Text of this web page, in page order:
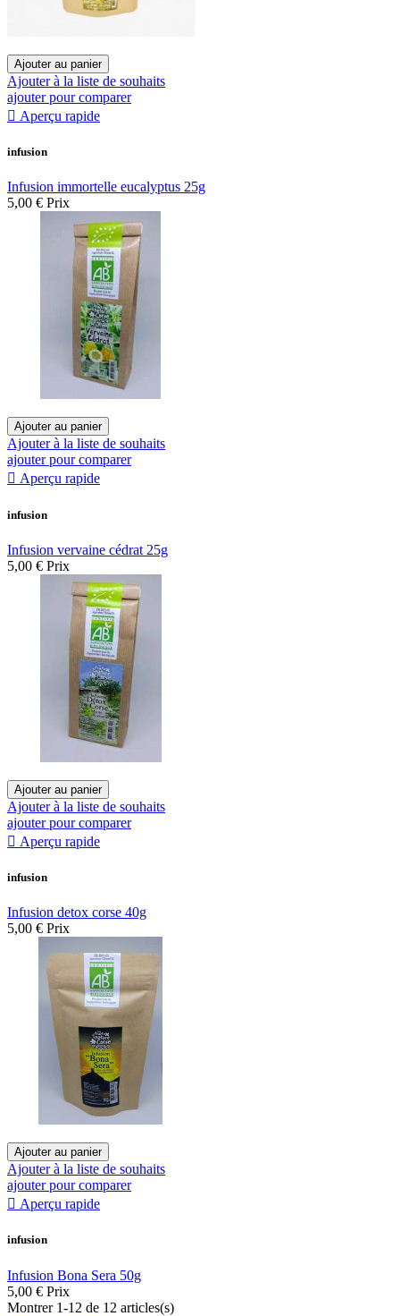
Ajouter au panier
Ajouter à la liste de souhaits
ajouter pour comparer
 Aperçu rapide
infusion
Infusion immortelle eucalyptus 25g
5,00 € Prix
Ajouter au panier
Ajouter à la liste de souhaits
ajouter pour comparer
 Aperçu rapide
infusion
Infusion vervaine cédrat 25g
5,00 € Prix
Ajouter au panier
Ajouter à la liste de souhaits
ajouter pour comparer
 Aperçu rapide
infusion
Infusion detox corse 40g
5,00 € Prix
Ajouter au panier
Ajouter à la liste de souhaits
ajouter pour comparer
 Aperçu rapide
infusion
Infusion Bona Sera 50g
5,00 € Prix
Montrer 1-12 de 12 articles(s)